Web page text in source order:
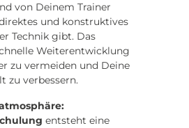
von Deinem Trainer
und konstruktives
Technik gibt. Das
Weiterentwicklung
zu vermeiden und Deine
zu verbessern.
entsteht eine